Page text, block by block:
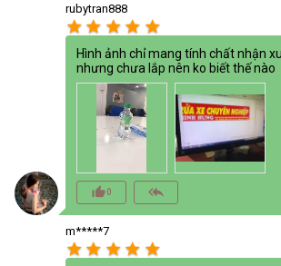
rubytran888
star star star star star
Hình ảnh chỉ mang tính chất nhận
nhưng chưa lắp nên ko biết thế nào
thumb_up_alt0 reply_all
m*****7
star star star star star